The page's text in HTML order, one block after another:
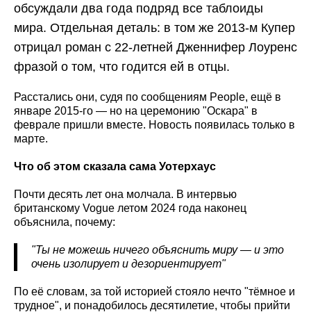
обсуждали два года подряд все таблоиды
мира. Отдельная деталь: в том же 2013-м Купер
отрицал роман с 22-летней Дженнифер Лоуренс
фразой о том, что годится ей в отцы.
Расстались они, судя по сообщениям People, ещё в
январе 2015-го — но на церемонию "Оскара" в
феврале пришли вместе. Новость появилась только в
марте.
Что об этом сказала сама Уотерхаус
Почти десять лет она молчала. В интервью
британскому Vogue летом 2024 года наконец
объяснила, почему:
"Ты не можешь ничего объяснить миру — и это
очень изолирует и дезориентирует"
По её словам, за той историей стояло нечто "тёмное и
трудное", и понадобилось десятилетие, чтобы прийти